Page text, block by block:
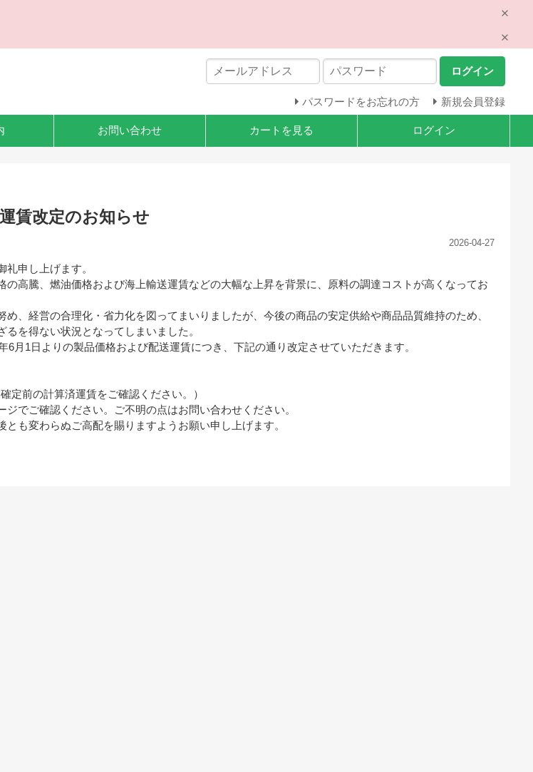
ログイン
パスワードをお忘れの方 新規会員登録
お問い合わせ カートを見る ログイン
賃改定のお知らせ
2026-04-27
申し上げます。
の高騰、燃油価格および海上輸送運賃などの大幅な上昇を背景に、原料の調達コストが高くなってお
、経営の合理化・省力化を図ってまいりましたが、今後の商品の安定供給や商品品質維持のため、
を得ない状況となってしまいました。
6月1日よりの製品価格および配送運賃につき、下記の通り改定させていただきます。
前の計算済運賃をご確認ください。）
でご確認ください。ご不明の点はお問い合わせください。
も変わらぬご高配を賜りますようお願い申し上げます。